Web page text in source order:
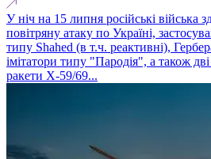
У ніч на 15 липня російські війська
повітряну атаку по Україні,
типу Shahed (в т.ч. реактивні),
імітатори типу "Пародія", а також дві
ракети Х-59/69...